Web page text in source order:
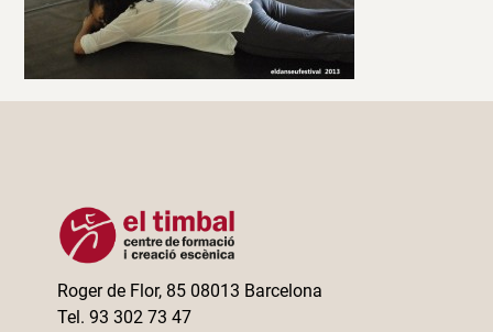
Roger de Flor, 85 08013 Barcelona
Tel. 93 302 73 47